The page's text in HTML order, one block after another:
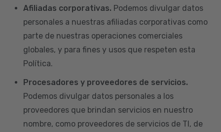
Afiliadas corporativas. Podemos divulgar datos
personales a nuestras afiliadas corporativas como
parte de nuestras operaciones comerciales
globales, y para fines y usos que respeten esta
Política.
Procesadores y proveedores de servicios.
Podemos divulgar datos personales a los
proveedores que brindan servicios en nuestro
nombre, como proveedores de servicios de TI, de